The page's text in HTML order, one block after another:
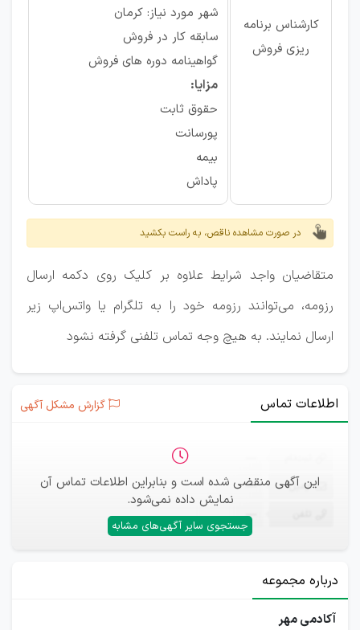
کارشناس برنامه
ریزی فروش
شهر مورد نیاز: کرمان
سابقه کار در فروش
گواهینامه دوره های فروش
مزایا:
حقوق ثابت
پورسانت
بیمه
پاداش
در صورت مشاهده ناقص، به راست بکشید
متقاضیان واجد شرایط علاوه بر کلیک روی دکمه ارسال
رزومه، می‌توانند رزومه خود را به تلگرام یا واتس‌اپ زیر
ارسال نمایند. به هیچ وجه تماس تلفنی گرفته نشود
اطلاعات تماس گزارش مشکل آگهی
این آگهی منقضی شده است و بنابراین اطلاعات تماس آن
نمایش داده نمی‌شود.
جستجوی سایر آگهی‌های مشابه
ایمیل —
—
درباره مجموعه
آکادمی مهر